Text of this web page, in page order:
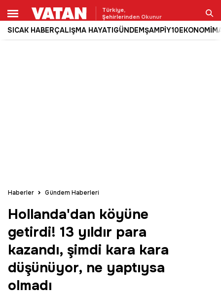
Türkiye,
Şehirlerinden Okunur
SICAK HABERÇALIŞMA HAYATIGÜNDEMŞAMPİY10EKONOMİ
Ara
Haberler Gündem Haberleri
Hollanda'dan köyüne
getirdi! 13 yıldır para
kazandı, şimdi kara kara
düşünüyor, ne yaptıysa
olmadı